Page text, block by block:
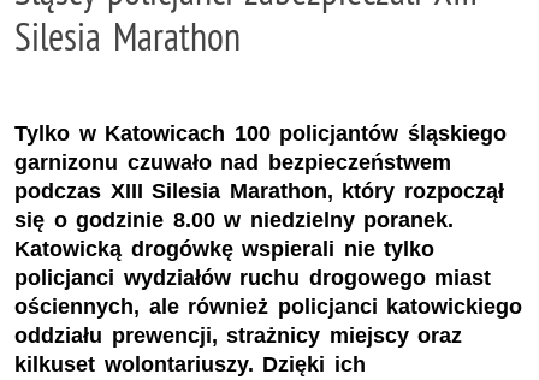
Silesia Marathon
Tylko w Katowicach 100 policjantów śląskiego
garnizonu czuwało nad bezpieczeństwem
podczas XIII Silesia Marathon, który rozpoczął
się o godzinie 8.00 w niedzielny poranek.
Katowicką drogówkę wspierali nie tylko
policjanci wydziałów ruchu drogowego miast
ościennych, ale również policjanci katowickiego
oddziału prewencji, strażnicy miejscy oraz
kilkuset wolontariuszy. Dzięki ich